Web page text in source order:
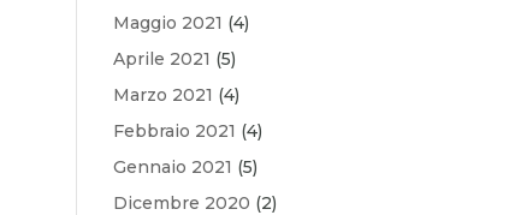
Maggio 2021 (4)
Aprile 2021 (5)
Marzo 2021 (4)
Febbraio 2021 (4)
Gennaio 2021 (5)
Dicembre 2020 (2)